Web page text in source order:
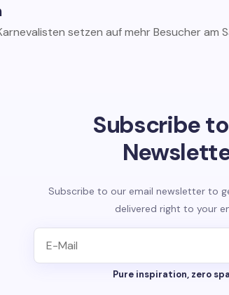
setzen auf mehr Besucher am
Subscribe
Subscribe to our email newsletter to
delivered right to your
Pure inspiration, zero